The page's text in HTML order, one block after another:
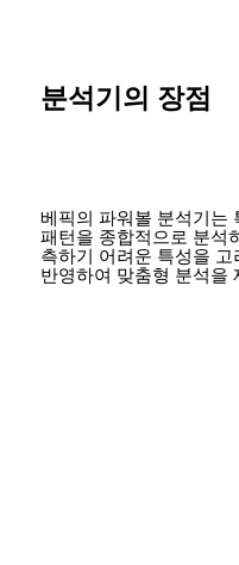
분석기의 장점
베픽의 파워볼 분석기는
패턴을 종합적으로 분석
측하기 어려운 특성을
반영하여 맞춤형 분석을